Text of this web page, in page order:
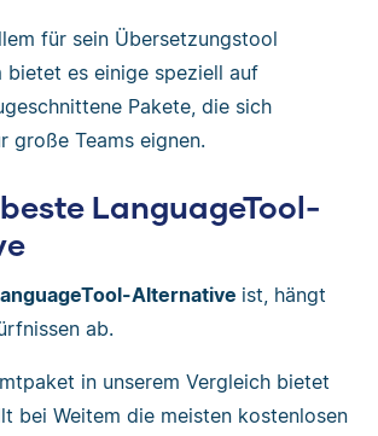
für sein Übersetzungstool
bietet es einige speziell auf
Pakete, die sich
große Teams eignen.
LanguageTool-
Alternative ist, hängt
ab.
in unserem Vergleich bietet
bei Weitem die meisten kostenlosen